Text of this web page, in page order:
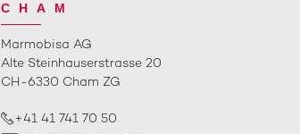
CHAM
Marmobisa AG
Alte Steinhauserstrasse 20
CH-6330 Cham ZG
+41 41 741 70 50